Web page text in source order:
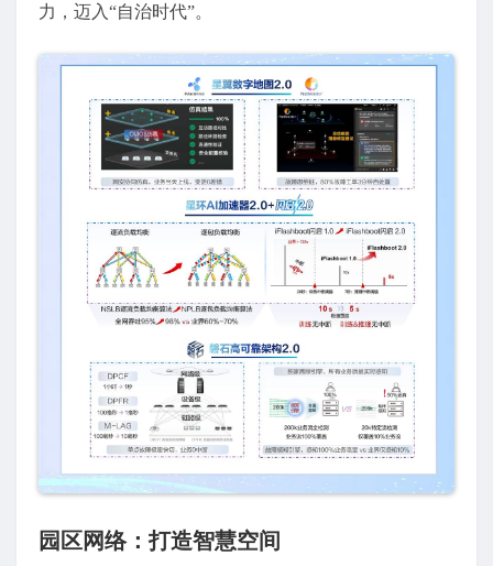
力，迈入“自治时代”。
园区网络：打造智慧空间